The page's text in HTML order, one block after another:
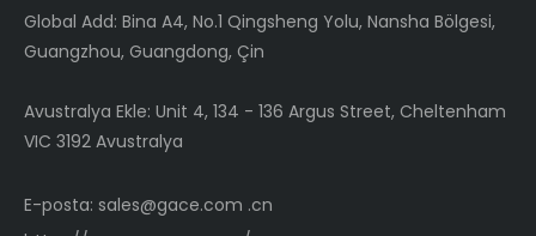
Global Add: Bina A4, No.1 Qingsheng Yolu, Nansha Bölgesi,
Guangzhou, Guangdong, Çin
Avustralya Ekle: Unit 4, 134 - 136 Argus Street, Cheltenham
VIC 3192 Avustralya
E-posta: sales@gace.com .cn